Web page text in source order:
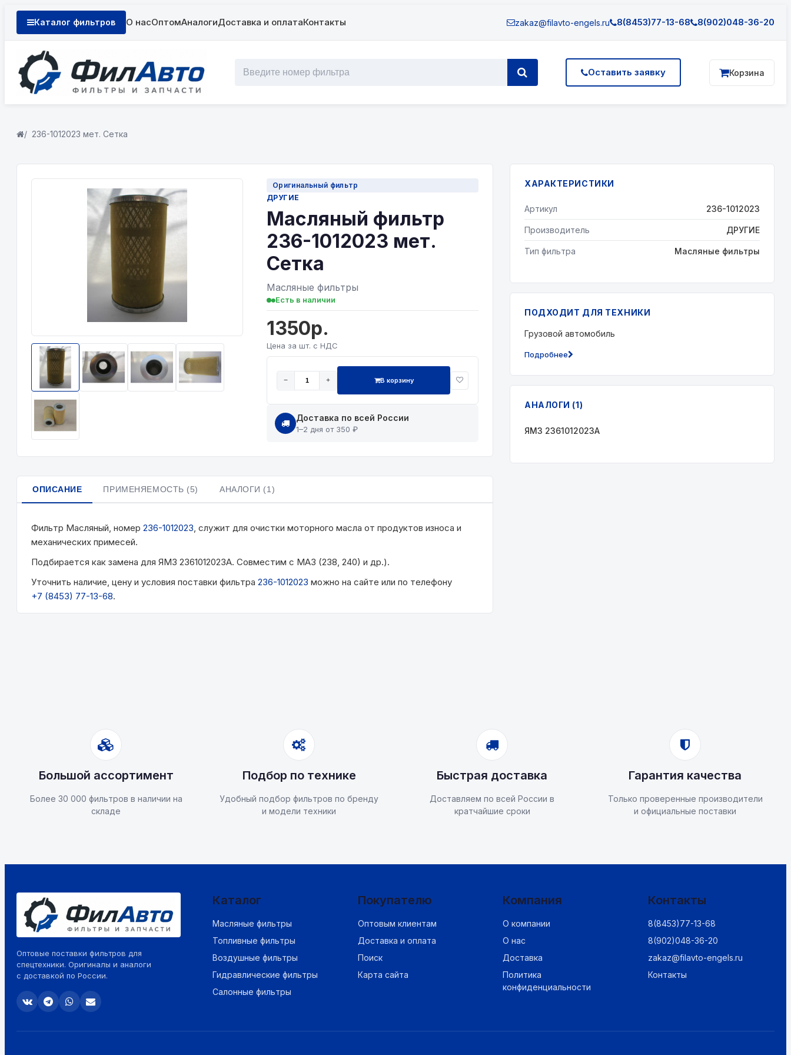
Каталог фильтров О насОптомАналогиДоставка и оплатаКонтакты zakaz@filavto-engels.ru 8(8453)77-13-68 8(902)048-36-20
Оставить заявку Корзина
236-1012023 мет. Сетка
Оригинальный фильтр
ДРУГИЕ
Масляный фильтр
236-1012023 мет.
Сетка
Масляные фильтры
Есть в наличии
1350р.
Цена за шт. с НДС
− + В корзину
Доставка по всей России
1–2 дня от 350 ₽
ОПИСАНИЕ ПРИМЕНЯЕМОСТЬ (5) АНАЛОГИ (1)
Фильтр Масляный, номер 236-1012023, служит для очистки моторного масла от продуктов износа и
механических примесей.
Подбирается как замена для ЯМЗ 2361012023А. Совместим с МАЗ (238, 240) и др.).
Уточнить наличие, цену и условия поставки фильтра 236-1012023 можно на сайте или по телефону
+7 (8453) 77-13-68.
ХАРАКТЕРИСТИКИ
Артикул 236-1012023
Производитель ДРУГИЕ
Тип фильтра Масляные фильтры
ПОДХОДИТ ДЛЯ ТЕХНИКИ
Грузовой автомобиль
Подробнее
АНАЛОГИ (1)
ЯМЗ 2361012023А
Большой ассортимент
Более 30 000 фильтров в наличии на
складе
Подбор по технике
Удобный подбор фильтров по бренду
и модели техники
Быстрая доставка
Доставляем по всей России в
кратчайшие сроки
Гарантия качества
Только проверенные производители
и официальные поставки
Оптовые поставки фильтров для
спецтехники. Оригиналы и аналоги
с доставкой по России.
Каталог
Масляные фильтры
Топливные фильтры
Воздушные фильтры
Гидравлические фильтры
Салонные фильтры
Покупателю
Оптовым клиентам
Доставка и оплата
Поиск
Карта сайта
Компания
О компании
О нас
Доставка
Политика
конфиденциальности
Контакты
8(8453)77-13-68
8(902)048-36-20
zakaz@filavto-engels.ru
Контакты